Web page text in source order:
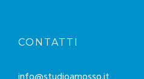
CONTATTI